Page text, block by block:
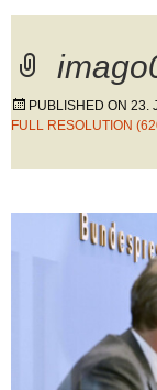
PUBLISHED ON 23.
FULL RESOLUTION